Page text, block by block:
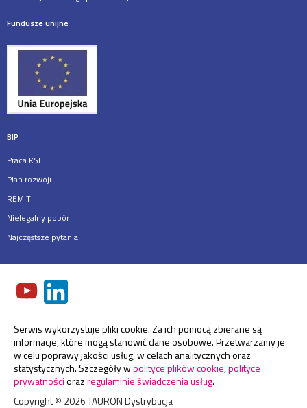
Fundusze unijne
BIP
Praca KSE
Plan rozwoju
REMIT
Nielegalny pobór
Najczęstsze pytania
Serwis wykorzystuje pliki cookie. Za ich pomocą zbierane są
informacje, które mogą stanowić dane osobowe. Przetwarzamy je
w celu poprawy jakości usług, w celach analitycznych oraz
statystycznych. Szczegóły wpolityce plików cookie,polityce
prywatnościorazregulaminie świadczenia usług.
Copyright © 2026TAURON Dystrybucja